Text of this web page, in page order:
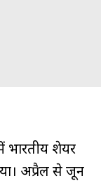
भारतीय शेयर
अप्रैल से जून